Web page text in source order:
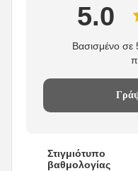
5.0
Βασισμένο σε
Στιγμιότυπο
βαθμολογίας